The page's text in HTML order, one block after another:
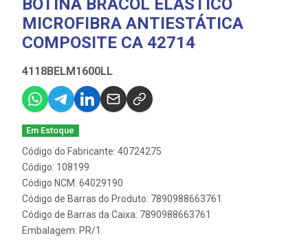
BOTINA BRACOL ELÁSTICO
MICROFIBRA ANTIESTÁTICA
COMPOSITE CA 42714
4118BELM1600LL
Em Estoque
Código do Fabricante: 40724275
Código: 108199
Código NCM: 64029190
Código de Barras do Produto: 7890988663761
Código de Barras da Caixa: 7890988663761
Embalagem: PR/1